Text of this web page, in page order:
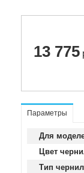
13 775
Параметры
Для
Цвет
Тип чернил